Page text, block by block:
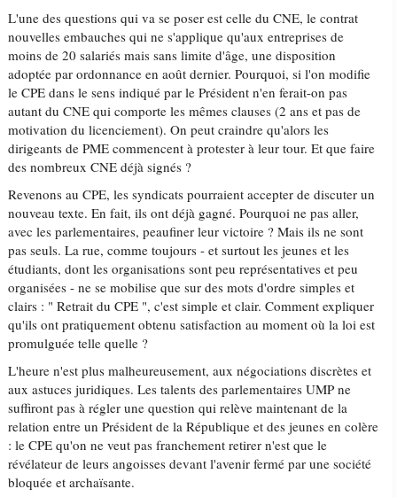
L'une des questions qui va se poser est celle du CNE, le contrat
nouvelles embauches qui ne s'applique qu'aux entreprises de
moins de 20 salariés mais sans limite d'âge, une disposition
adoptée par ordonnance en août dernier. Pourquoi, si l'on modifie
le CPE dans le sens indiqué par le Président n'en ferait-on pas
autant du CNE qui comporte les mêmes clauses (2 ans et pas de
motivation du licenciement). On peut craindre qu'alors les
dirigeants de PME commencent à protester à leur tour. Et que faire
des nombreux CNE déjà signés ?
Revenons au CPE, les syndicats pourraient accepter de discuter un
nouveau texte. En fait, ils ont déjà gagné. Pourquoi ne pas aller,
avec les parlementaires, peaufiner leur victoire ? Mais ils ne sont
pas seuls. La rue, comme toujours - et surtout les jeunes et les
étudiants, dont les organisations sont peu représentatives et peu
organisées - ne se mobilise que sur des mots d'ordre simples et
clairs : " Retrait du CPE ", c'est simple et clair. Comment expliquer
qu'ils ont pratiquement obtenu satisfaction au moment où la loi est
promulguée telle quelle ?
L'heure n'est plus malheureusement, aux négociations discrètes et
aux astuces juridiques. Les talents des parlementaires UMP ne
suffiront pas à régler une question qui relève maintenant de la
relation entre un Président de la République et des jeunes en colère
: le CPE qu'on ne veut pas franchement retirer n'est que le
révélateur de leurs angoisses devant l'avenir fermé par une société
bloquée et archaïsante.